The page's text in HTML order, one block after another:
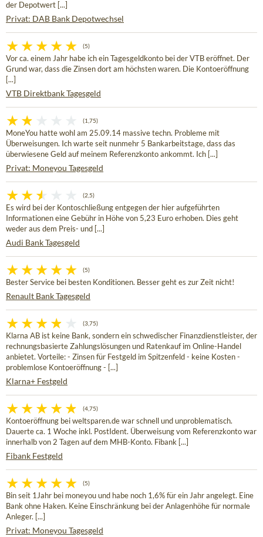
der Depotwert [...]
Privat: DAB Bank Depotwechsel
(5)
Vor ca. einem Jahr habe ich ein Tagesgeldkonto bei der VTB eröffnet. Der
Grund war, dass die Zinsen dort am höchsten waren. Die Kontoeröffnung
[...]
VTB Direktbank Tagesgeld
(1,75)
MoneYou hatte wohl am 25.09.14 massive techn. Probleme mit
Überweisungen. Ich warte seit nunmehr 5 Bankarbeitstage, dass das
überwiesene Geld auf meinem Referenzkonto ankommt. Ich [...]
Privat: Moneyou Tagesgeld
(2,5)
Es wird bei der Kontoschließung entgegen der hier aufgeführten
Informationen eine Gebühr in Höhe von 5,23 Euro erhoben. Dies geht
weder aus dem Preis- und [...]
Audi Bank Tagesgeld
(5)
Bester Service bei besten Konditionen. Besser geht es zur Zeit nicht!
Renault Bank Tagesgeld
(3,75)
Klarna AB ist keine Bank, sondern ein schwedischer Finanzdienstleister, der
rechnungsbasierte Zahlungslösungen und Ratenkauf im Online-Handel
anbietet. Vorteile: - Zinsen für Festgeld im Spitzenfeld - keine Kosten -
problemlose Kontoeröffnung - [...]
Klarna+ Festgeld
(4,75)
Kontoeröffnung bei weltsparen.de war schnell und unproblematisch.
Dauerte ca. 1 Woche inkl. PostIdent. Überweisung vom Referenzkonto war
innerhalb von 2 Tagen auf dem MHB-Konto. Fibank [...]
Fibank Festgeld
(5)
Bin seit 1Jahr bei moneyou und habe noch 1,6% für ein Jahr angelegt. Eine
Bank ohne Haken. Keine Einschränkung bei der Anlagenhöhe für normale
Anleger. [...]
Privat: Moneyou Tagesgeld